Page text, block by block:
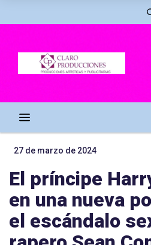
27 de marzo de 2024
El príncipe
en una nueva
el escándalo